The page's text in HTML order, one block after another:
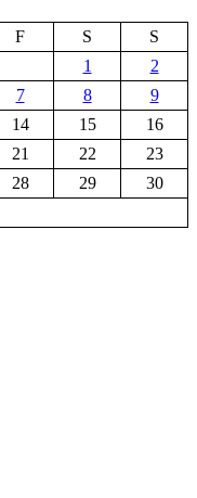
F S
S
1
2
7 8
9
14 15
16
21 22
23
28 29
30